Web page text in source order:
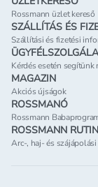
Rossmann üzlet kereső
SZÁLLÍTÁS ÉS
Szállítási és fizetési
Kérdés esetén segítünk
MAGAZIN
Akciós újságok
ROSSMANÓ
Rossmann
ROSSMANN RUTIN
Arc-, haj- és